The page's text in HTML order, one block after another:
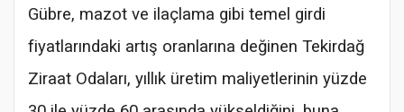
Gübre, mazot ve ilaçlama gibi temel girdi
fiyatlarındaki artış oranlarına değinen Tekirdağ
Ziraat Odaları, yıllık üretim maliyetlerinin yüzde